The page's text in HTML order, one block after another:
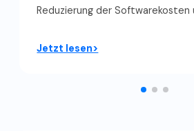
Reduzierung der Softwarekosten
Jetzt lesen>